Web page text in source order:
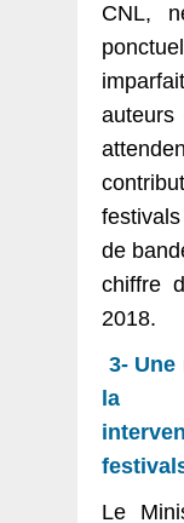
CNL,
auteurs
de
chiffre
2018.
3-
la
Le